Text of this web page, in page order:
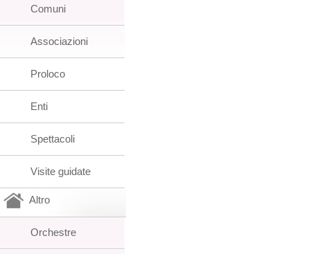
Comuni
Associazioni
Proloco
Enti
Spettacoli
Visite guidate
Altro
Orchestre